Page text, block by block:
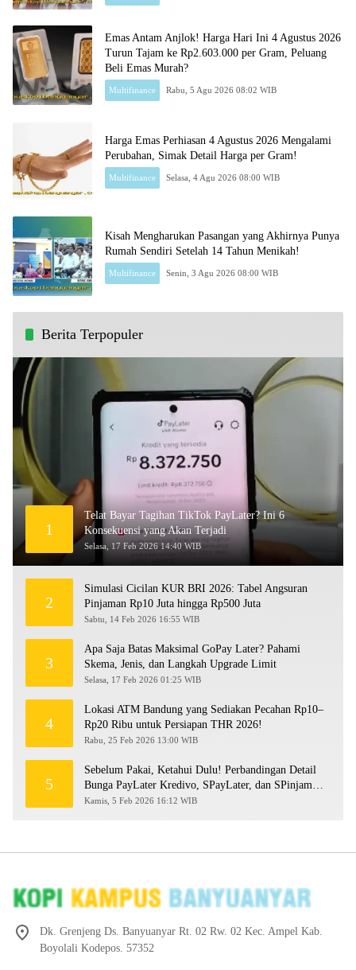
Emas Antam Anjlok! Harga Hari Ini 4 Agustus 2026
Turun Tajam ke Rp2.603.000 per Gram, Peluang
Beli Emas Murah?
Multifinance Rabu, 5 Agu 2026 08:02 WIB
Harga Emas Perhiasan 4 Agustus 2026 Mengalami
Perubahan, Simak Detail Harga per Gram!
Multifinance Selasa, 4 Agu 2026 08:00 WIB
Kisah Mengharukan Pasangan yang Akhirnya Punya
Rumah Sendiri Setelah 14 Tahun Menikah!
Multifinance Senin, 3 Agu 2026 08:00 WIB
Berita Terpopuler
1
Telat Bayar Tagihan TikTok PayLater? Ini 6
Konsekuensi yang Akan Terjadi
Selasa, 17 Feb 2026 14:40 WIB
2
Simulasi Cicilan KUR BRI 2026: Tabel Angsuran
Pinjaman Rp10 Juta hingga Rp500 Juta
Sabtu, 14 Feb 2026 16:55 WIB
3
Apa Saja Batas Maksimal GoPay Later? Pahami
Skema, Jenis, dan Langkah Upgrade Limit
Selasa, 17 Feb 2026 01:25 WIB
4
Lokasi ATM Bandung yang Sediakan Pecahan Rp10–
Rp20 Ribu untuk Persiapan THR 2026!
Rabu, 25 Feb 2026 13:00 WIB
5
Sebelum Pakai, Ketahui Dulu! Perbandingan Detail
Bunga PayLater Kredivo, SPayLater, dan SPinjam
2026
Kamis, 5 Feb 2026 16:12 WIB
Dk. Grenjeng Ds. Banyuanyar Rt. 02 Rw. 02 Kec. Ampel Kab.
Boyolali Kodepos. 57352